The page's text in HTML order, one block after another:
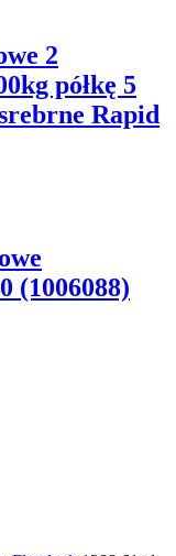
2
półkę 5
Rapid
(1006088)